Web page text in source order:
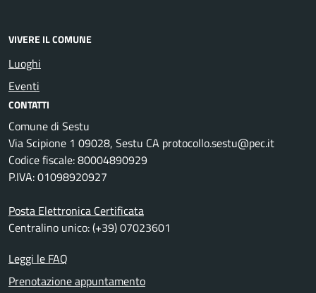
VIVERE IL COMUNE
Luoghi
Eventi
CONTATTI
Comune di Sestu
Via Scipione 1 09028, Sestu CA protocollo.sestu@pec.it
Codice fiscale: 80004890929
P.IVA: 01098920927
Posta Elettronica Certificata
Centralino unico: (+39) 07023601
Leggi le FAQ
Prenotazione appuntamento